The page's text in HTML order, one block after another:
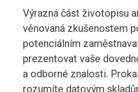
Výrazná část životopisu
věnovaná zkušenostem
potenciálním
prezentovat vaše
a odborné znalosti.
rozumíte datovým